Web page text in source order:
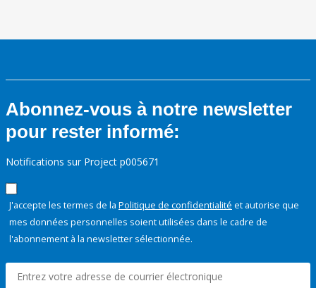
Abonnez-vous à notre newsletter
pour rester informé:
Notifications sur Project p005671
J'accepte les termes de la Politique de confidentialité et autorise que
mes données personnelles soient utilisées dans le cadre de
l'abonnement à la newsletter sélectionnée.